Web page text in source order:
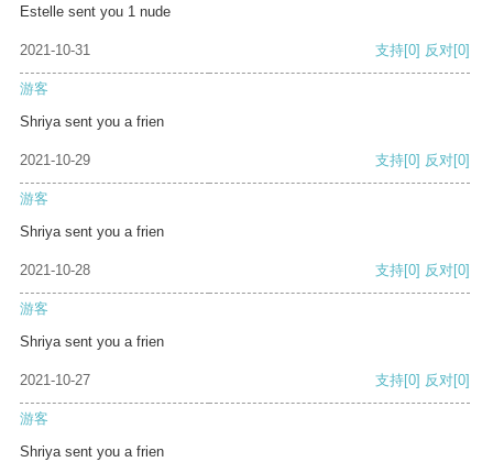
Estelle sent you 1 nude
2021-10-31 支持[0] 反对[0]
游客
Shriya sent you a frien
2021-10-29 支持[0] 反对[0]
游客
Shriya sent you a frien
2021-10-28 支持[0] 反对[0]
游客
Shriya sent you a frien
2021-10-27 支持[0] 反对[0]
游客
Shriya sent you a frien